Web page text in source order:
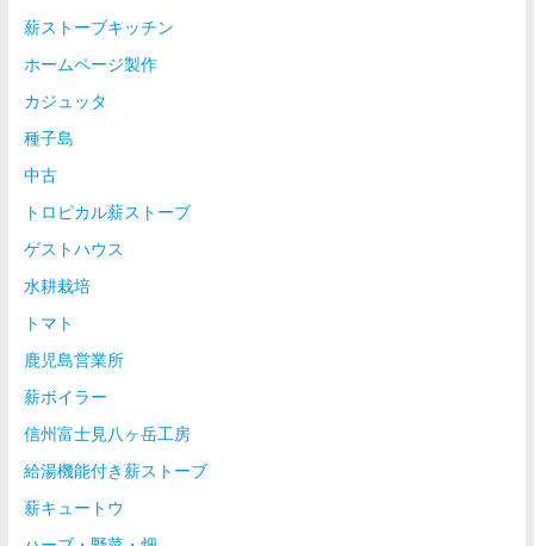
薪ストーブキッチン
ホームページ製作
カジュッタ
種子島
中古
トロピカル薪ストーブ
ゲストハウス
水耕栽培
トマト
鹿児島営業所
薪ボイラー
信州富士見八ヶ岳工房
給湯機能付き薪ストーブ
薪キュートウ